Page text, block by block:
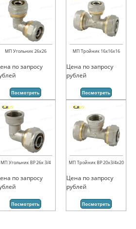
МП Угольник 26х26
по запросу
Посмотреть
МП Тройник 16х16х16
Цена по запросу
рублей
Посмотреть
МП Угольник ВР 26х 3/4
по запросу
Посмотреть
МП Тройник ВР 20х3/4х20
Цена по запросу
рублей
Посмотреть